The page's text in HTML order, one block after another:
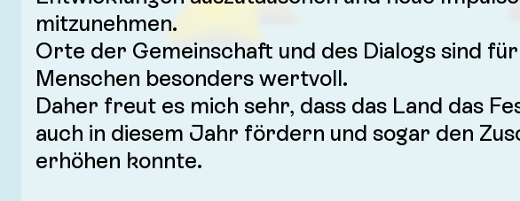
mitzunehmen.
Orte der Gemeinschaft und des Dialogs sind
Menschen besonders wertvoll.
Daher freut es mich sehr, dass das Land das
auch in diesem Jahr fördern und sogar den
erhöhen konnte.